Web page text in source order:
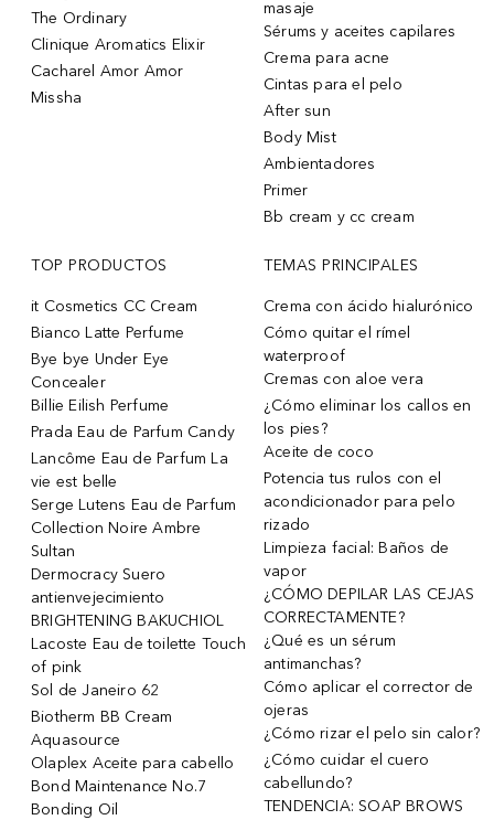
The Ordinary
Clinique Aromatics Elixir
Cacharel Amor Amor
Missha
masaje
Sérums y aceites capilares
Crema para acne
Cintas para el pelo
After sun
Body Mist
Ambientadores
Primer
Bb cream y cc cream
TOP PRODUCTOS
it Cosmetics CC Cream
Bianco Latte Perfume
Bye bye Under Eye
Concealer
Billie Eilish Perfume
Prada Eau de Parfum Candy
Lancôme Eau de Parfum La
vie est belle
Serge Lutens Eau de Parfum
Collection Noire Ambre
Sultan
Dermocracy Suero
antienvejecimiento
BRIGHTENING BAKUCHIOL
Lacoste Eau de toilette Touch
of pink
Sol de Janeiro 62
Biotherm BB Cream
Aquasource
Olaplex Aceite para cabello
Bond Maintenance No.7
Bonding Oil
TEMAS PRINCIPALES
Crema con ácido hialurónico
Cómo quitar el rímel
waterproof
Cremas con aloe vera
¿Cómo eliminar los callos en
los pies?
Aceite de coco
Potencia tus rulos con el
acondicionador para pelo
rizado
Limpieza facial: Baños de
vapor
¿CÓMO DEPILAR LAS CEJAS
CORRECTAMENTE?
¿Qué es un sérum
antimanchas?
Cómo aplicar el corrector de
ojeras
¿Cómo rizar el pelo sin calor?
¿Cómo cuidar el cuero
cabellundo?
TENDENCIA: SOAP BROWS